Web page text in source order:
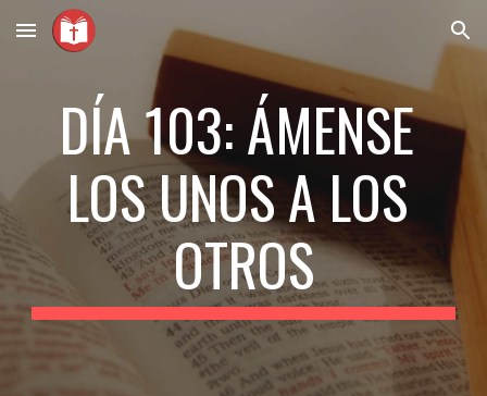
Skip to main content Skip to navigation
DÍA 103: ÁMENSE
LOS UNOS A LOS
OTROS